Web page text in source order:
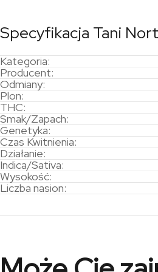
Specyfikacja Tani
Kategoria:
Producent:
Odmiany:
Plon:
THC:
Smak/Zapach:
Genetyka:
Czas Kwitnienia:
Działanie:
Indica/Sativa:
Wysokość:
Liczba nasion: